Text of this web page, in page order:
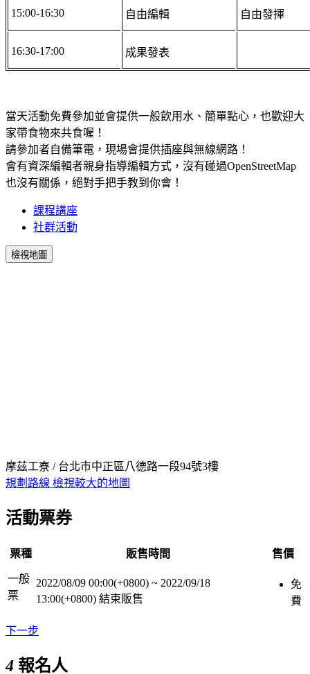
15:00-16:30 自由編輯 自由發揮
16:30-17:00 成果發表
當天活動免費參加並會提供一般飲用水、簡單點心，也歡迎大
家帶食物來共食喔！
請參加者自備筆電，現場會提供插座與無線網路！
會有資深編輯者親身指導編輯方式，沒有碰過OpenStreetMap
也沒有關係，絕對手把手教到你會！
課程講座
社群活動
檢視地圖
摩茲工寮 / 台北市中正區八德路一段94號3樓
規劃路線 檢視較大的地圖
活動票券
票種 販售時間 售價
一般
票
2022/08/09 00:00(+0800) ~ 2022/09/18
13:00(+0800) 結束販售
免
費
下一步
4 報名人